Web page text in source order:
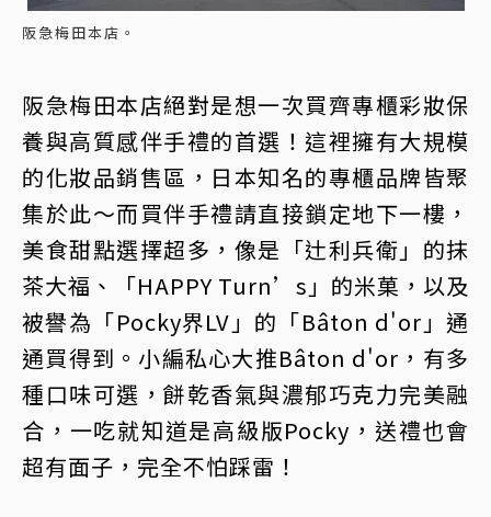
阪急梅田本店。
阪急梅田本店絕對是想一次買齊專櫃彩妝保
養與高質感伴手禮的首選！這裡擁有大規模
的化妝品銷售區，日本知名的專櫃品牌皆聚
集於此～而買伴手禮請直接鎖定地下一樓，
美食甜點選擇超多，像是「辻利兵衛」的抹
茶大福、「HAPPY Turn’s」的米菓，以及
被譽為「Pocky界LV」的「Bâton d'or」通
通買得到。小編私心大推Bâton d'or，有多
種口味可選，餅乾香氣與濃郁巧克力完美融
合，一吃就知道是高級版Pocky，送禮也會
超有面子，完全不怕踩雷！